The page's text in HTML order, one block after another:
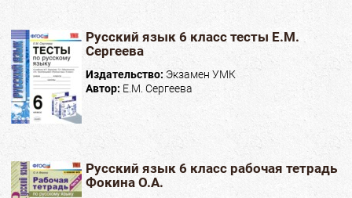
Русский язык 6 класс тесты Е.М.
Сергеева
Издательство: Экзамен УМК
Автор: Е.М. Сергеева
Русский язык 6 класс рабочая тетрадь
Фокина О.А.